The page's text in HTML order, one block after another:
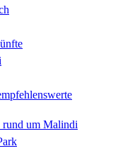
rund um Malindi